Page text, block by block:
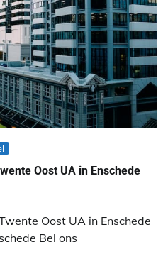
Oost UA in Enschede
Oost UA in Enschede
Bel ons